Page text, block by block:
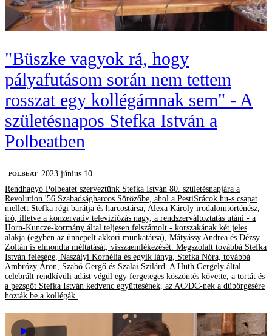
"Büszke vagyok rá, hogy
pályafutásom során nem tettem
rosszat egy kollégámnak sem" - A
születésnapos Stefka István a
Polbeatben
‎POLBEAT 2023 június 10.
Rendhagyó Polbeatet szerveztünk Stefka István 80. születésnapjára a
Revolution '56 Szabadságharcos Sörözőbe, ahol a PestiSrácok.hu-s csapat
mellett Stefka régi barátja és harcostársa, Alexa Károly irodalomtörténész,
író, illetve a konzervatív televíziózás nagy, a rendszerváltoztatás utáni - a
Horn-Kuncze-kormány által teljesen felszámolt - korszakának két jeles
alakja (egyben az ünnepelt akkori munkatársa), Mátyássy Andrea és Dézsy
Zoltán is elmondta méltatását, visszaemlékezését. Megszólalt továbbá Stefka
István felesége, Naszályi Kornélia és egyik lánya, Stefka Nóra, továbbá
Ambrózy Áron, Szabó Gergő és Szalai Szilárd. A Huth Gergely által
celebrált rendkívüli adást végül egy fergeteges köszöntés követte, a tortát és
a pezsgőt Stefka István kedvenc együttesének, az AC/DC-nek a dübörgésére
hozták be a kollégák.